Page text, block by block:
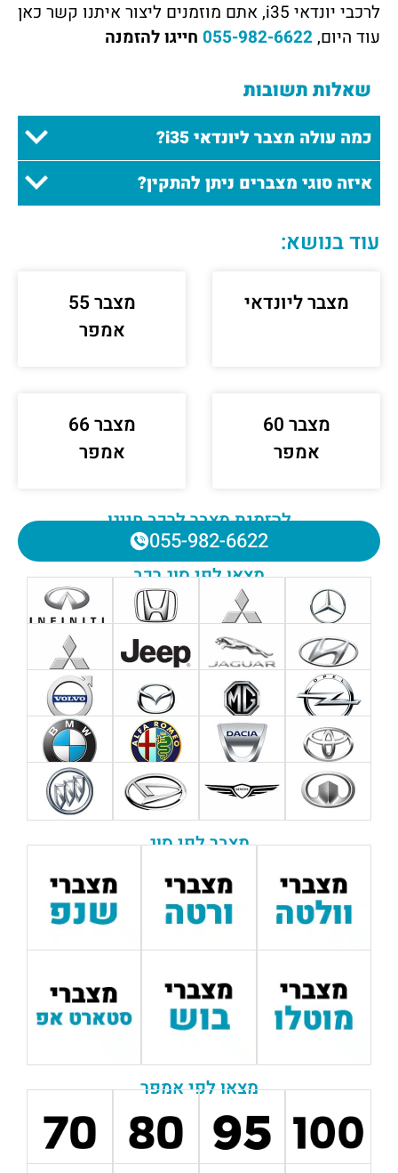
להזמנת מצבר לרכב חייגו
055-982-6622
מצאו לפי סוג רכב
מצבר לפי סוג
מצאו לפי אמפר
לרכבי יונדאי i35
, אתם מוזמנים ליצור איתנו קשר כאן
עוד היום,055-982-6622 חייגו להזמנה
שאלות תשובות
כמה עולה מצבר ליונדאי i35?
איזה סוגי מצברים ניתן להתקין?
עוד בנושא:
מצבר ליונדאי
מצבר 55
אמפר
מצבר 60
אמפר
מצבר 66
אמפר